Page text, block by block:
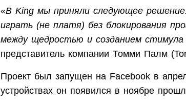
«В King мы приняли следующее
играть (не платя) без блокирования
между щедростью и созданием стимула
представитель компании Томми Палм
Проект был запущен на Facebook в
устройствах он появился в ноябре